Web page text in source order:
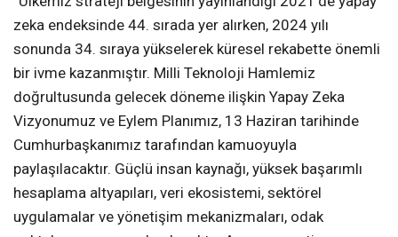
zeka endeksinde 44. sırada yer alırken, 2024 yılı
sonunda 34. sıraya yükselerek küresel rekabette önemli
bir ivme kazanmıştır. Milli Teknoloji Hamlemiz
doğrultusunda gelecek döneme ilişkin Yapay Zeka
Vizyonumuz ve Eylem Planımız, 13 Haziran tarihinde
Cumhurbaşkanımız tarafından kamuoyuyla
paylaşılacaktır. Güçlü insan kaynağı, yüksek başarımlı
hesaplama altyapıları, veri ekosistemi, sektörel
uygulamalar ve yönetişim mekanizmaları, odak